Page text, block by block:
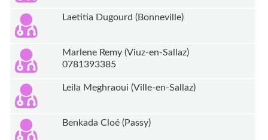
Laetitia Dugourd (Bonneville)
Marlene Remy (Viuz-en-Sallaz)
0781393385
Leila Meghraoui (Ville-en-Sallaz)
Benkada Cloé (Passy)